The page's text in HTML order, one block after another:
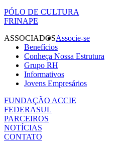
PÓLO DE CULTURA
FRINAPE
ASSOCIADOSAssocie-se
Benefícios
Conheça Nossa Estrutura
Grupo RH
Informativos
Jovens Empresários
FUNDAÇÃO ACCIE
FEDERASUL
PARCEIROS
NOTÍCIAS
CONTATO